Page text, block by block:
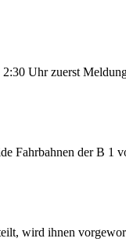
Uhr zuerst
Fahrbahnen der B 1
wird ihnen